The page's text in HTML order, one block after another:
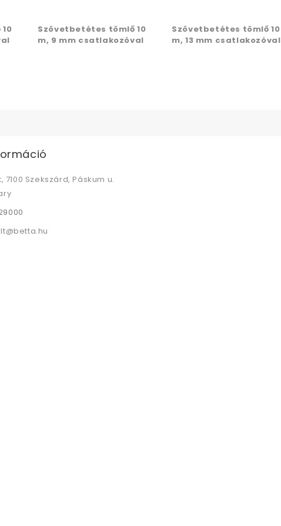
Szövetbetétes tömlő 10
m, 9 mm csatlakozóval
Szövetbetétes tömlő 10
m, 13 mm csatlakozóval
7100 Szekszárd, Páskum u.